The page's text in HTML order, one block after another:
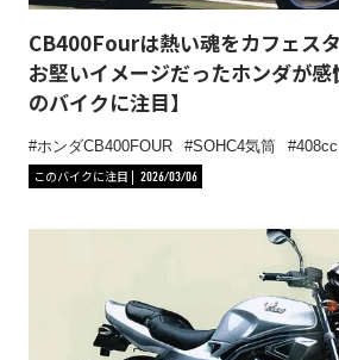
CB400Fourは熱い魂をカフェス
お堅いイメージだったホンダが
のバイクに注目】
ホンダCB400FOUR SOHC4気筒
408cc
このバイクに注目
2026/03/06